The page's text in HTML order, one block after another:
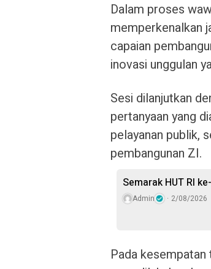
Dalam proses
memperkenalkan
capaian
inovasi unggulan
Sesi dilanjutkan
pertanyaan yang
pelayanan publik,
pembangunan ZI.
Semarak HUT RI
Admin 2/08/2026
Pada